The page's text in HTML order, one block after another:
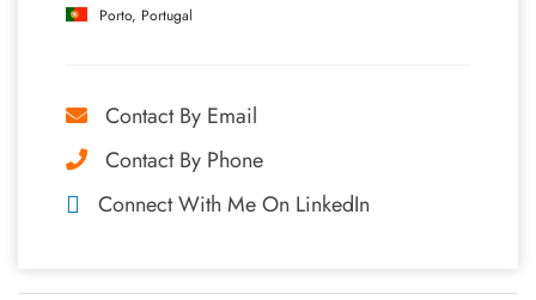
Porto, Portugal
Contact By Email
Contact By Phone
Connect With Me On LinkedIn